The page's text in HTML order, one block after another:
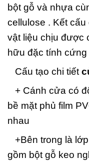
bột gỗ và nhựa
cellulose . Kết
vật liệu chịu được
hữu đặc tính
Cấu tạo chi tiết
+ Cánh cửa có
bề mặt phủ film
nhau
+Bên trong là lớp
gồm bột gỗ keo